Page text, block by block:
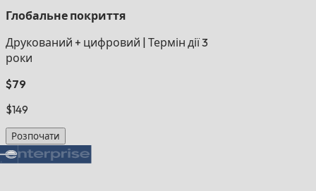
Глобальне покриття
Друкований + цифровий Термін дії 3
роки
$79
$149
Розпочати